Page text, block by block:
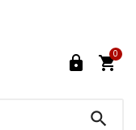
 
0
